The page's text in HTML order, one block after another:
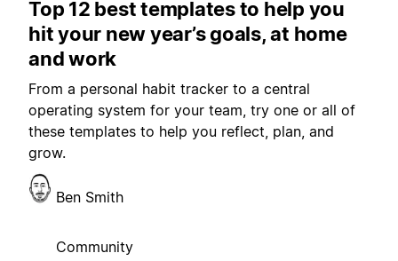
Top 12 best templates to help you
hit your new year’s goals, at home
and work
From a personal habit tracker to a central
operating system for your team, try one or all of
these templates to help you reflect, plan, and
grow.
Ben Smith
Community